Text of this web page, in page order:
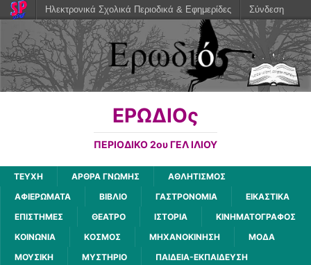
ΕΡΩΔΙΟς
ΠΕΡΙΟΔΙΚΟ 2ου ΓΕΛ ΙΛΙΟΥ
ΤΕΥΧΗ ΑΡΘΡΑ ΓΝΩΜΗΣ
ΑΘΛΗΤΙΣΜΟΣ
ΑΦΙΕΡΩΜΑΤΑ
ΒΙΒΛΙΟ ΓΑΣΤΡΟΝΟΜΙΑ
ΕΙΚΑΣΤΙΚΑ
ΕΠΙΣΤΗΜΕΣ
ΘΕΑΤΡΟ ΙΣΤΟΡΙΑ
ΚΙΝΗΜΑΤΟΓΡΑΦΟΣ
ΚΟΙΝΩΝΙΑ
ΚΟΣΜΟΣ ΜΗΧΑΝΟΚΙΝΗΣΗ
ΜΟΔΑ
ΜΟΥΣΙΚΗ
ΜΥΣΤΗΡΙΟ
ΠΑΙΔΕΙΑ-ΕΚΠΑΙΔΕΥΣΗ
Ηλεκτρονικά Σχολικά Περιοδικά & Εφημερίδες Σύνδεση